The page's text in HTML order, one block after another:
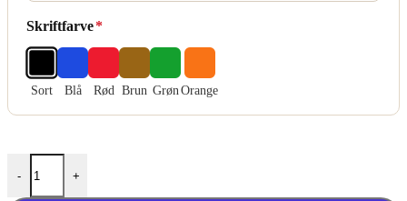
Skriftfarve*
Sort Blå Rød Brun GrønOrange
-
Golfbolde Med Tryk - Srixon Soft Feel Lady antal
+